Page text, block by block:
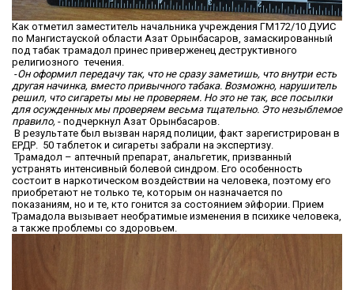
Как отметил заместитель начальника учреждения ГМ172/10 ДУИС
по Мангистауской области Азат Орынбасаров, замаскированный
под табак трамадол принес приверженец деструктивного
религиозного течения.
-Он оформил передачу так, что не сразу заметишь, что внутри есть
другая начинка, вместо привычного табака. Возможно, нарушитель
решил, что сигареты мы не проверяем. Но это не так, все посылки
для осужденных мы проверяем весьма тщательно. Это незыблемое
правило, - подчеркнул Азат Орынбасаров.
В результате был вызван наряд полиции, факт зарегистрирован в
ЕРДР. 50 таблеток и сигареты забрали на экспертизу.
Трамадол – аптечный препарат, анальгетик, призванный
устранять интенсивный болевой синдром. Его особенность
состоит в наркотическом воздействии на человека, поэтому его
приобретают не только те, которым он назначается по
показаниям, но и те, кто гонится за состоянием эйфории. Прием
Трамадола вызывает необратимые изменения в психике человека,
а также проблемы со здоровьем.